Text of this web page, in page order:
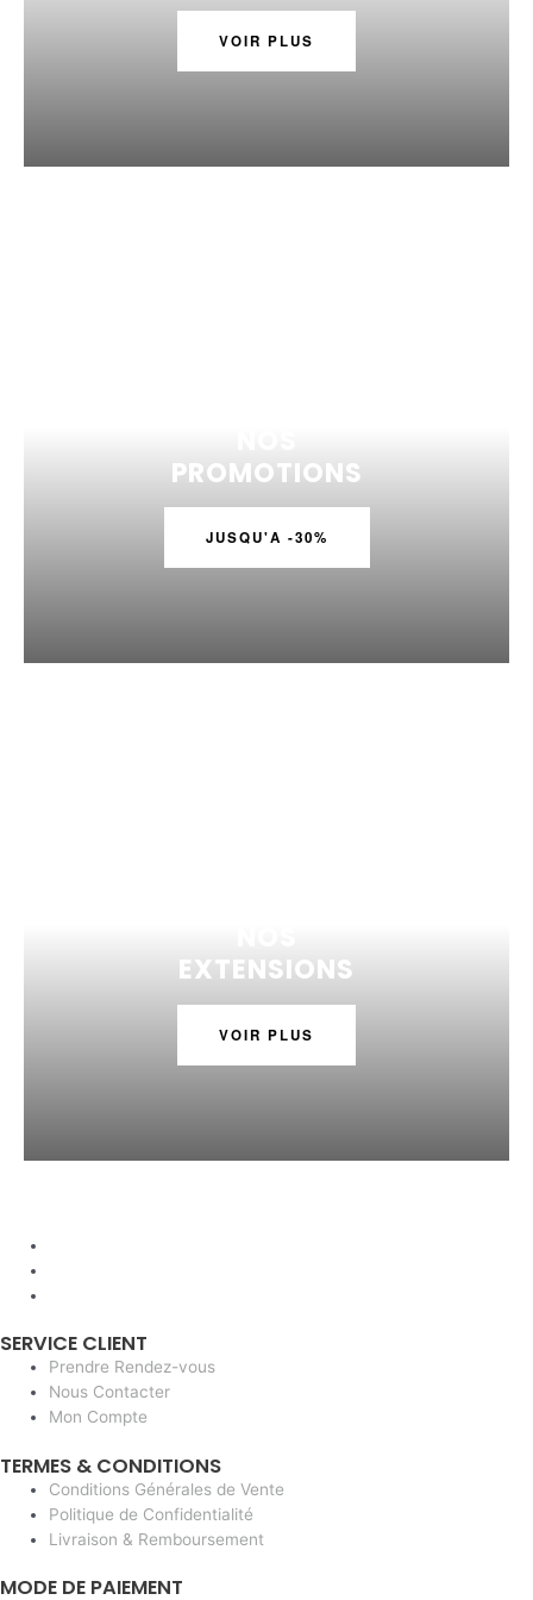
VOIR PLUS
PROMOTIONS
JUSQU'A -30%
EXTENSIONS
VOIR PLUS
SERVICE CLIENT
Prendre Rendez-vous
Nous Contacter
Mon Compte
TERMES & CONDITIONS
Conditions Générales de Vente
Politique de Confidentialité
Livraison & Remboursement
MODE DE PAIEMENT